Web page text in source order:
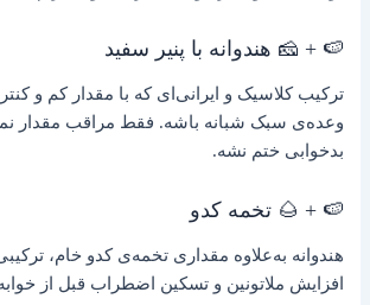
🍉 + 🧀 هندوانه با پنیر سفید
ترکیب کلاسیک و ایرانی‌ای که با مقدار کم و
وعده‌ی سبک شبانه باشه. فقط مراقب مقدار
بدخوابی ختم نشه.
🍉 + 🌰 تخمه کدو
هندوانه به‌علاوه مقداری تخمه‌ی کدو خام،
افزایش ملاتونین و تسکین اضطراب قبل از